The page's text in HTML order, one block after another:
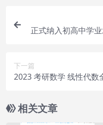
正式纳入初高中学
下一篇
2023 考研数学 线性代数
相关文章